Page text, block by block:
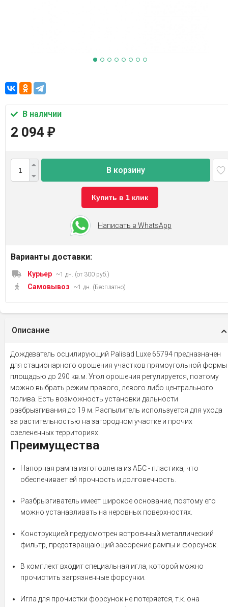
В наличии
2 094 ₽
В корзину
Купить в 1 клик
Написать в WhatsApp
Варианты доставки:
Курьер ~1 дн. (от 300 руб.)
Самовывоз ~1 дн. (Бесплатно)
Описание
Дождеватель осцилирующий Palisad Luxe 65794 предназначен
для стационарного орошения участков прямоугольной формы
площадью до 290 кв.м. Угол орошения регулируется, поэтому
можно выбрать режим правого, левого либо центрального
полива. Есть возможность установки дальности
разбрызгивания до 19 м. Распылитель используется для ухода
за растительностью на загородном участке и прочих
озелененных территориях.
Преимущества
Напорная рампа изготовлена из АБС - пластика, что
обеспечивает ей прочность и долговечность.
Разбрызгиватель имеет широкое основание, поэтому его
можно устанавливать на неровных поверхностях.
Конструкцией предусмотрен встроенный металлический
фильтр, предотвращающий засорение рампы и форсунок.
В комплект входит специальная игла, которой можно
прочистить загрязненные форсунки.
Игла для прочистки форсунок не потеряется, т.к. она